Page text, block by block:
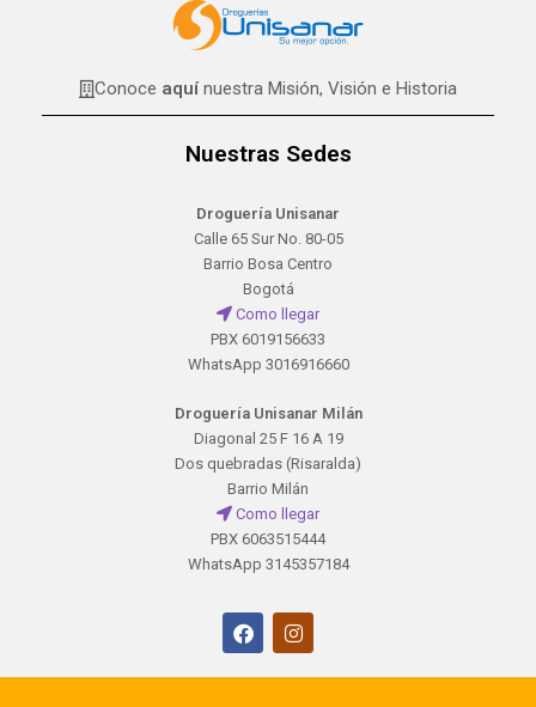
Conoce aquínuestra Misión, Visión e Historia
Nuestras Sedes
Droguería Unisanar
Calle 65 Sur No. 80-05
Barrio Bosa Centro
Bogotá
Como llegar
PBX 6019156633
WhatsApp 3016916660
Droguería Unisanar Milán
Diagonal 25 F 16 A 19
Dos quebradas (Risaralda)
Barrio Milán
Como llegar
PBX 6063515444
WhatsApp 3145357184